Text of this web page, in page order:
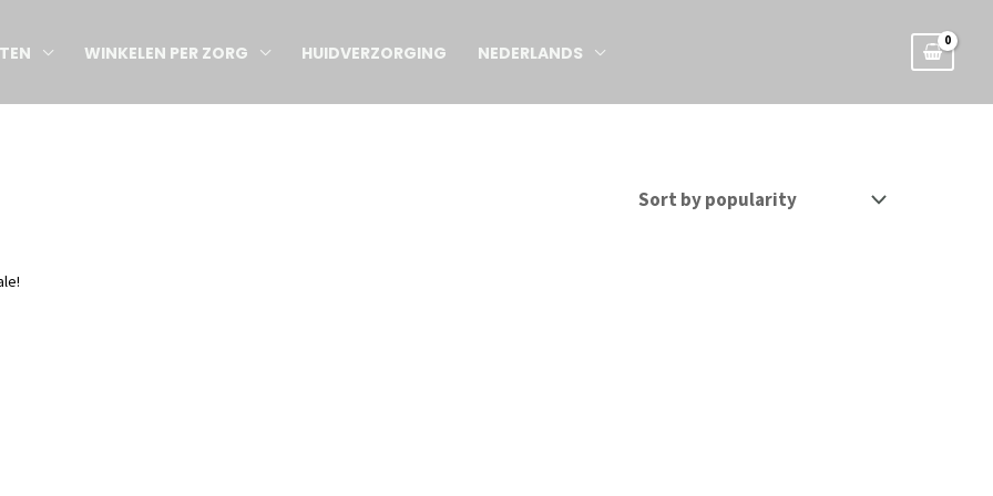
WINKELEN PER ZORG HUIDVERZORGING NEDERLANDS